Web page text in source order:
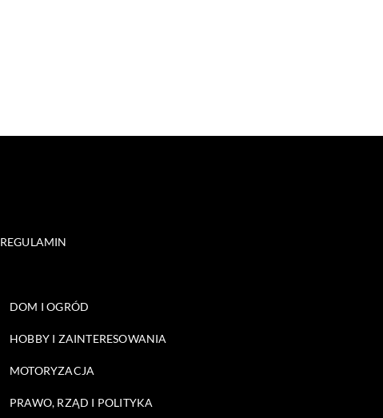
REGULAMIN
DOM I OGRÓD
HOBBY I ZAINTERESOWANIA
MOTORYZACJA
PRAWO, RZĄD I POLITYKA